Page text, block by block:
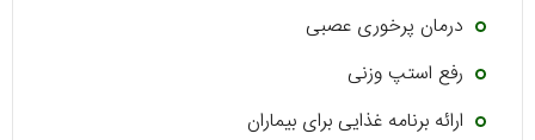
درمان پرخوری عصبی
رفع استپ وزنی
ارائه برنامه غذایی برای بیماران